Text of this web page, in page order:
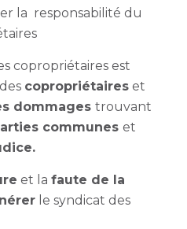
la responsabilité du
copropriétaires est
copropriétaireset
dommages trouvant
communes et
et la faute de la
le syndicat des